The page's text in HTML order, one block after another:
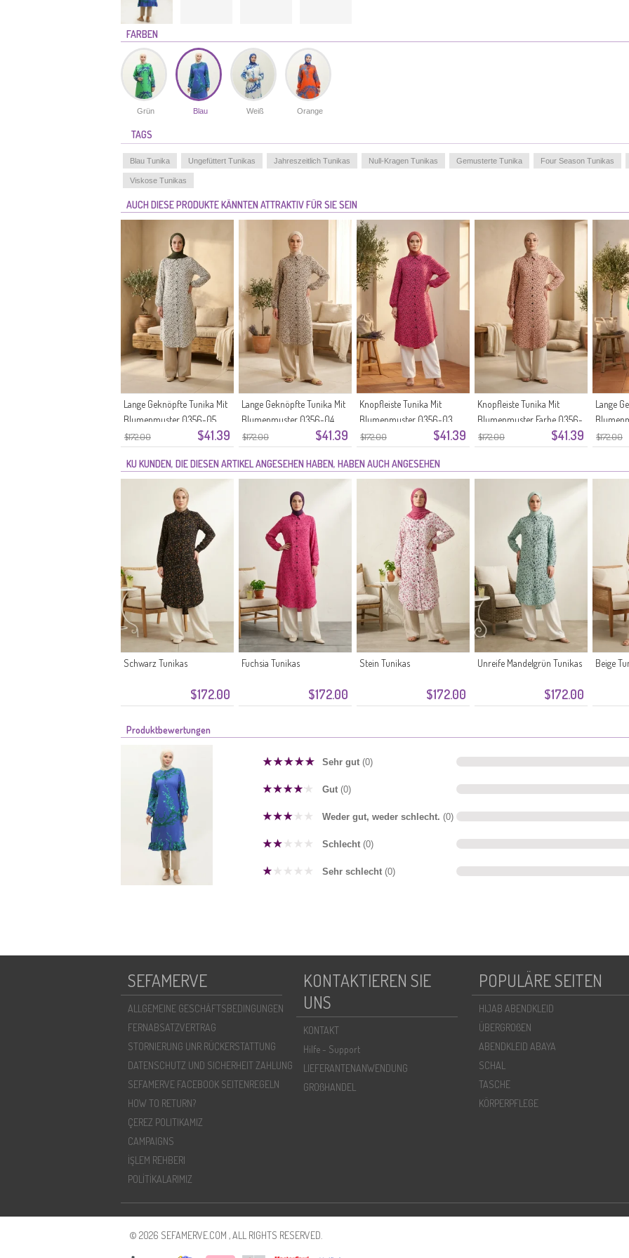
FARBEN
Grün Blau Weiß Orange
TAGS
Blau Tunika Ungefüttert Tunikas Jahreszeitlich Tunikas Null-Kragen Tunikas Gemusterte Tunika Four Season Tunikas
Viskose Tunikas
AUCH DIESE PRODUKTE KÄNNTEN ATTRAKTIV FÜR SIE SEIN
$172.00 $41.39
Lange Geknöpfte Tunika Mit
Blumenmuster 0356-05
Stone
$172.00 $41.39
Lange Geknöpfte Tunika Mit
Blumenmuster 0356-04
Nerz
$172.00 $41.39
Knopfleiste Tunika Mit
Blumenmuster 0356-03
Dunkelrosa
$172.00 $41.39
Knopfleiste Tunika Mit
Blumenmuster Farbe 0356-
02 Lachs
$172.00
Lange
Grün
KU KUNDEN, DIE DIESEN ARTIKEL ANGESEHEN HABEN, HABEN AUCH ANGESEHEN
$172.00
Schwarz Tunikas
$172.00
Fuchsia Tunikas
$172.00
Stein Tunikas
$172.00
Unreife Mandelgrün Tunikas Beige
Produktbewertungen
Sehr gut (0)
Gut (0)
Weder gut, weder schlecht. (0)
Schlecht (0)
Sehr schlecht (0)
SEFAMERVE
ALLGEMEINE GESCHÄFTSBEDINGUNGEN
FERNABSATZVERTRAG
STORNIERUNG UNR RÜCKERSTATTUNG
DATENSCHUTZ UND SICHERHEIT ZAHLUNG
SEFAMERVE FACEBOOK SEITENREGELN
HOW TO RETURN?
ÇEREZ POLITIKAMIZ
CAMPAIGNS
İŞLEM REHBERI
POLİTİKALARIMIZ
KONTAKTIEREN SIE
UNS
KONTAKT
Hilfe - Support
LIEFERANTENANWENDUNG
GROßHANDEL
POPULÄRE SEITEN
HIJAB ABENDKLEID
ÜBERGROßEN
ABENDKLEID ABAYA
SCHAL
TASCHE
KÖRPERPFLEGE
© 2026 SEFAMERVE.COM , ALL RIGHTS RESERVED.